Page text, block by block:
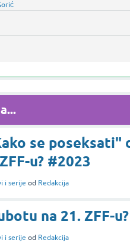
se poseksati"
u? #2023
i serije od Redakcija
na 21. ZFF-
i serije od Redakcija